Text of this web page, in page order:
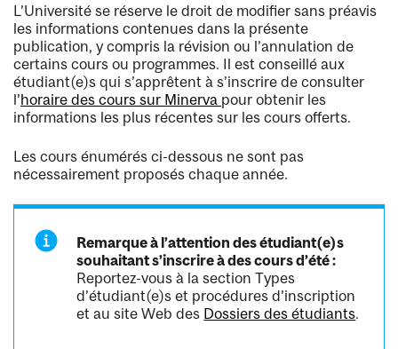
L’Université se réserve le droit de modifier sans préavis
les informations contenues dans la présente
publication, y compris la révision ou l’annulation de
certains cours ou programmes. Il est conseillé aux
étudiant(e)s qui s’apprêtent à s’inscrire de consulter
l’horaire des cours sur Minerva pour obtenir les
informations les plus récentes sur les cours offerts.
Les cours énumérés ci-dessous ne sont pas
nécessairement proposés chaque année.
Remarque à l’attention des étudiant(e)s
souhaitant s’inscrire à des cours d’été :
Reportez-vous à la section Types
d’étudiant(e)s et procédures d’inscription
et au site Web des Dossiers des étudiants.